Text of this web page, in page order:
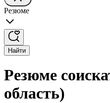
Резюме
Найти
Резюме
область)